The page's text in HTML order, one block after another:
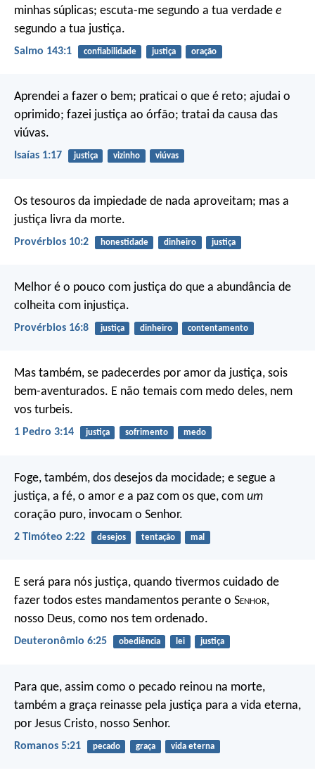
minhas súplicas; escuta-me segundo a tua verdade e
segundo a tua justiça.
Salmo 143:1 confiabilidade justiça oração
Aprendei a fazer o bem; praticai o que é reto; ajudai o
oprimido; fazei justiça ao órfão; tratai da causa das
viúvas.
Isaías 1:17 justiça vizinho viúvas
Os tesouros da impiedade de nada aproveitam; mas a
justiça livra da morte.
Provérbios 10:2 honestidade dinheiro justiça
Melhor é o pouco com justiça do que a abundância de
colheita com injustiça.
Provérbios 16:8 justiça dinheiro contentamento
Mas também, se padecerdes por amor da justiça, sois
bem-aventurados. E não temais com medo deles, nem
vos turbeis.
1 Pedro 3:14 justiça sofrimento medo
Foge, também, dos desejos da mocidade; e segue a
justiça, a fé, o amor e a paz com os que, com um
coração puro, invocam o Senhor.
2 Timóteo 2:22 desejos tentação mal
E será para nós justiça, quando tivermos cuidado de
fazer todos estes mandamentos perante o Senhor,
nosso Deus, como nos tem ordenado.
Deuteronômio 6:25 obediência lei justiça
Para que, assim como o pecado reinou na morte,
também a graça reinasse pela justiça para a vida eterna,
por Jesus Cristo, nosso Senhor.
Romanos 5:21 pecado graça vida eterna